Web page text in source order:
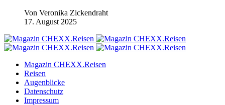
Von Veronika Zickendraht
17. August 2025
Magazin CHEXX.Reisen
Reisen
Augenblicke
Datenschutz
Impressum